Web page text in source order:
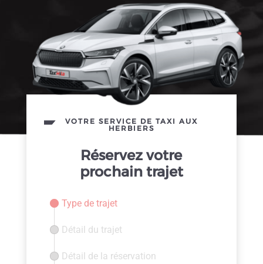
VOTRE SERVICE DE TAXI AUX
HERBIERS
Réservez votre
prochain trajet
Type de trajet
Détail du trajet
Détail de la réservation